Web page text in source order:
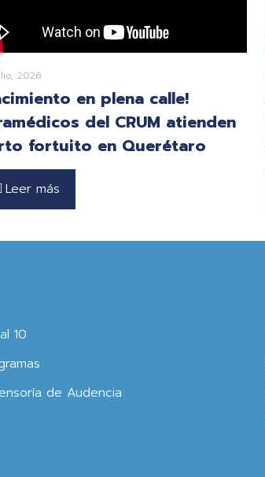
2026
en plena calle!
del CRUM atienden
fortuito en Querétaro
Leer más
10
de Audencia